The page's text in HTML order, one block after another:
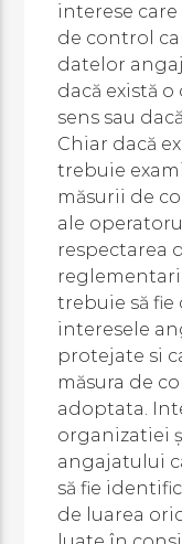
interese
de control
datelor
dacă există
sens sau
Chiar dacă
trebuie
măsurii de
ale
respectarea
trebuie să
interesele
protejate si
măsura de
adoptata.
organizatiei
angajatului
să fie
de luarea